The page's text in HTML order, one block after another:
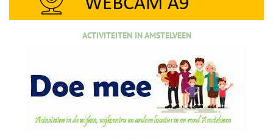
ACTIVITEITEN IN AMSTELVEEN